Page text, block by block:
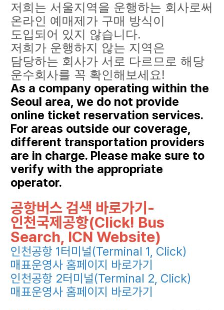
저희는 서울지역을 운행하는 회사로써
온라인 예매제가 구매 방식이
도입되어 있지 않습니다.
저희가 운행하지 않는 지역은
담당하는 회사가 서로 다르므로 해당
운수회사를 꼭 확인해보세요!
As a company operating within the
Seoul area, we do not provide
online ticket reservation services.
For areas outside our coverage,
different transportation providers
are in charge. Please make sure to
verify with the appropriate
operator.
공항버스 검색 바로가기-
인천국제공항(Click! Bus
Search, ICN Website)
인천공항 1터미널(Terminal 1, Click)
매표운영사 홈페이지 바로가기
인천공항 2터미널(Terminal 2, Click)
매표운영사 홈페이지 바로가기